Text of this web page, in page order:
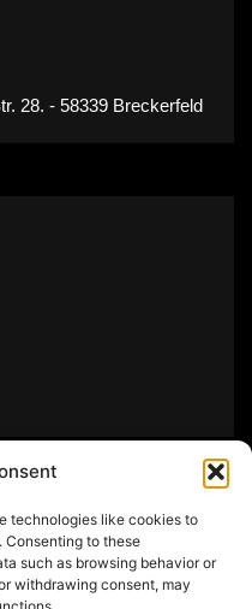
technologies like cookies to
Consenting to these
such as browsing behavior or
withdrawing consent, may
28. - 58339 Breckerfeld